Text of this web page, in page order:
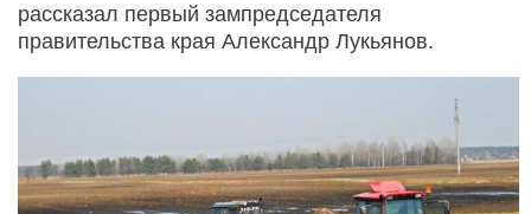
рассказал первый зампредседателя
правительства края Александр Лукьянов.